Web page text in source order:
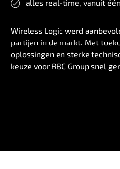
alles real-time, vanuit
Wireless Logic werd
partijen in de markt. Met
oplossingen en sterke
keuze voor RBC Group snel